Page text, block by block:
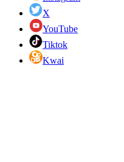
X
YouTube
Tiktok
Kwai